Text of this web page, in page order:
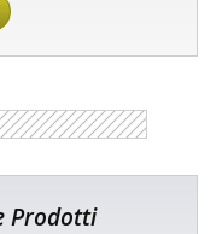
Prodotti